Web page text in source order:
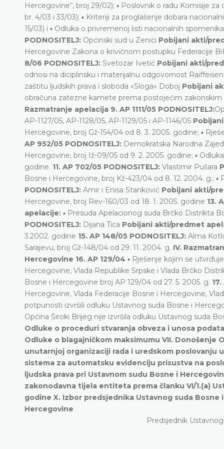
Hercegovine“, broj 29/02); ▪ Poslovnik o radu Komisije
br. 4/03 i 33/03); ▪ Kriteriji za proglašenje dobara
15/03) i ▪ Odluka o privremenoj listi nacionalnih
PODNOSITELJ: Općinski sud u Zenici Pobijani akti/
Hercegovine Zakona o krivičnom postupku Federacije
8/06 PODNOSITELJ: Svetozar Ivetić Pobijani akti/
odnosi na diciplinsku i materijalnu odgovornost
zaštitu ljudskih prava i sloboda «Sloga» Doboj Pobijani
obračuna zatezne kamete prema postojećim zakonskim
Razmatranje apelacija 9. AP 1111/05 PODNOSITELJ:
AP-1127/05, AP-1128/05, AP-1129/05 i AP-1146/05
Hercegovine, broj Gž-154/04 od 8. 3. 2005. godine; ▪
AP 952/05 PODNOSITELJ: Demokratska Narodna
Hercegovine, broj Iž-09/05 od 9. 2. 2005. godine; ▪
godine. 11. AP 702/05 PODNOSITELJ: Vlastimir Pušara
Bosne i Hercegovine, broj Kž-423/04 od 8. 12. 2004. g.;
PODNOSITELJ: Amir i Enisa Stanković Pobijani akti/
Hercegovine, broj Rev-160/03 od 18. 1. 2005. godine 13.
apelacije: ▪ Presuda Apelacionog suda Brčko Distrikta
PODNOSITELJ: Dijana Tica Pobijani akti/predmet
3.2002. godine 15. AP 148/05 PODNOSITELJ: Alma
Sarajevu, broj Gž-148/04 od 29. 11. 2004. g. IV.
Hercegovine 16. AP 129/04 ▪ Rješenje kojim se
Hercegovine, Vlada Republike Srpske i Vlada Brčko
Bosne i Hercegovine broj AP 129/04 od 27. 5. 2005. g.
Hercegovine, Vlada Federacije Bosne i Hercegovine,
potpunosti izvršili odluku Ustavnog suda Bosne i
Općina Široki Brijeg nije izvršila odluku Ustavnog suda
Odluke o proceduri stvaranja obveza i unosa
Odluke o blagajničkom maksimumu VII. Donošenje
unutarnjoj organizaciji rada i uredskom poslovanju
sistema za automatsku evidenciju prisustva na
ljudska prava pri Ustavnom sudu Bosne i
zakonodavna tijela entiteta prema članku VI/1.(a)
godine X. Izbor predsjednika Ustavnog suda Bosne
Hercegovine
Predsjednik